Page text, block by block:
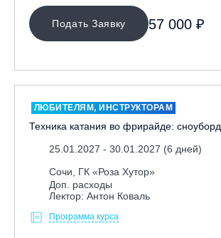
Подать Заявку 57 000 ₽
ЛЮБИТЕЛЯМ, ИНСТРУКТОРАМ
Техника катания во фрирайде: сноуборд
25.01.2027 - 30.01.2027 (6 дней)
Сочи, ГК «Роза Хутор»
Доп. расходы
Лектор: Антон Коваль
Программа курса